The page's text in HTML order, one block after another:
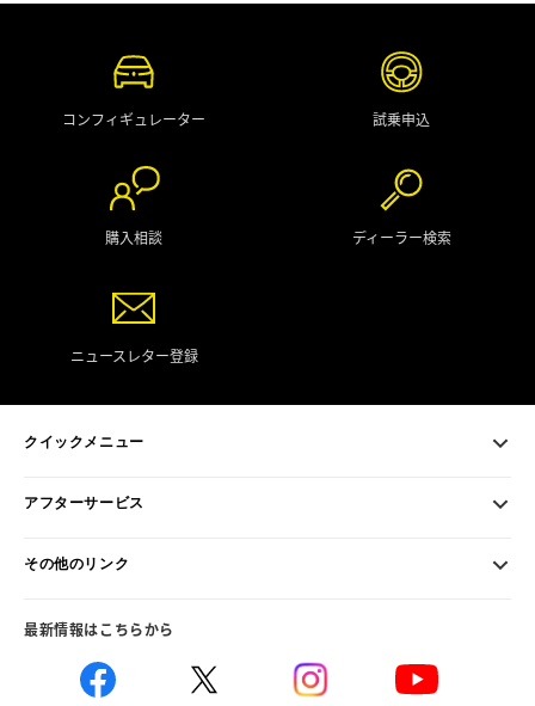
コンフィギュレーター 試乗申込
購入相談 ディーラー検索
ニュースレター登録
クイックメニュー
アフターサービス
その他のリンク
最新情報はこちらから